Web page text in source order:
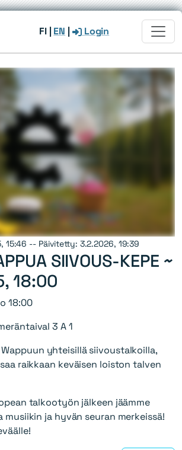
FI| EN | Login
15:46 -- Päivitetty: 3.2.2026, 19:39
SIIVOUS-KEPE ~
18:00
18:00
3 A 1
yhteisillä siivoustalkoilla,
raikkaan keväisen loiston talven
talkootyön jälkeen jäämme
musiikin ja hyvän seuran merkeissä!